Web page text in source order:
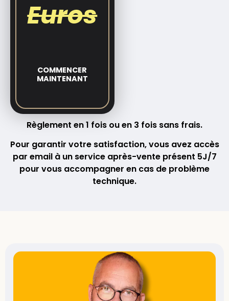
Euros
COMMENCER
MAINTENANT
Règlement en 1 fois ou en 3 fois sans frais.
Pour garantir votre satisfaction, vous avez accès
par email à un service après-vente présent 5J/7
pour vous accompagner en cas de problème
technique.